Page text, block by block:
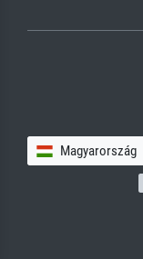
Magyarország